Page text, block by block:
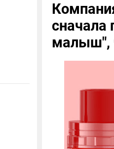
сначала
малыш",